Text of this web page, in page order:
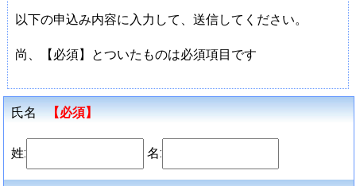
以下の申込み内容に入力して、送信してください。
尚、【必須】とついたものは必須項目です
氏名 【必須】
姓: 名: